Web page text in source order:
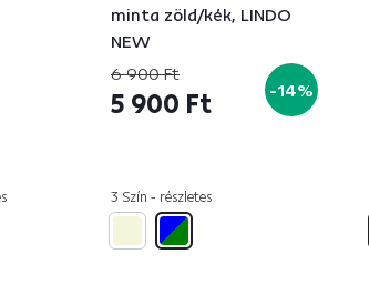
minta zöld/kék, LINDO
NEW
6 900 Ft
5 900 Ft -14%
3 Szín - részletes